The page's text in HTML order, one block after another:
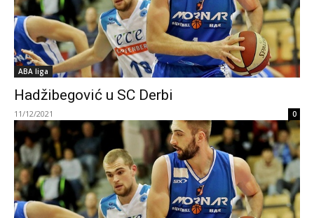
ABA liga
Hadžibegović u SC Derbi
11/12/2021 0